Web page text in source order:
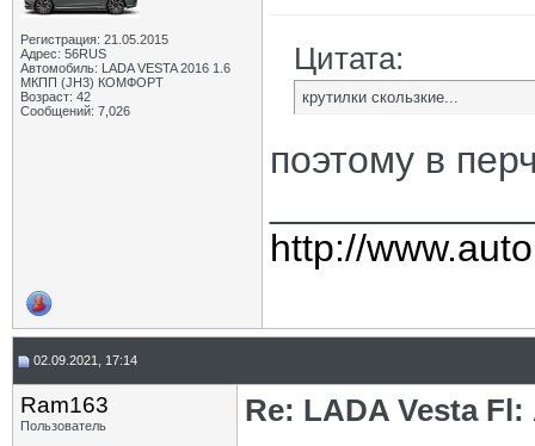
Регистрация: 21.05.2015
Адрес: 56RUS
Автомобиль: LADA VESTA 2016 1.6
МКПП (JH3) КОМФОРТ
Возраст: 42
Сообщений: 7,026
Цитата:
крутилки скользкие...
поэтому в
http://
02.09.2021, 17:14
Ram163
Пользователь
Re: LADA Vesta